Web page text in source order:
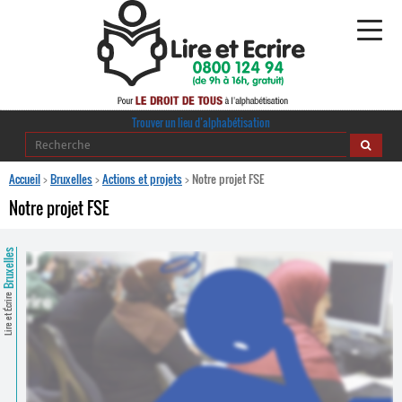
Alphabétisation
Regards croisés
journaldelalpha.be
Ressources pédagogiques
Espace presse
Trouver un lieu d’alphabétisation
Accueil>Bruxelles>Actions et projets>Notre projet FSE
Notre projet FSE
Lire et Écrire
Bruxelles